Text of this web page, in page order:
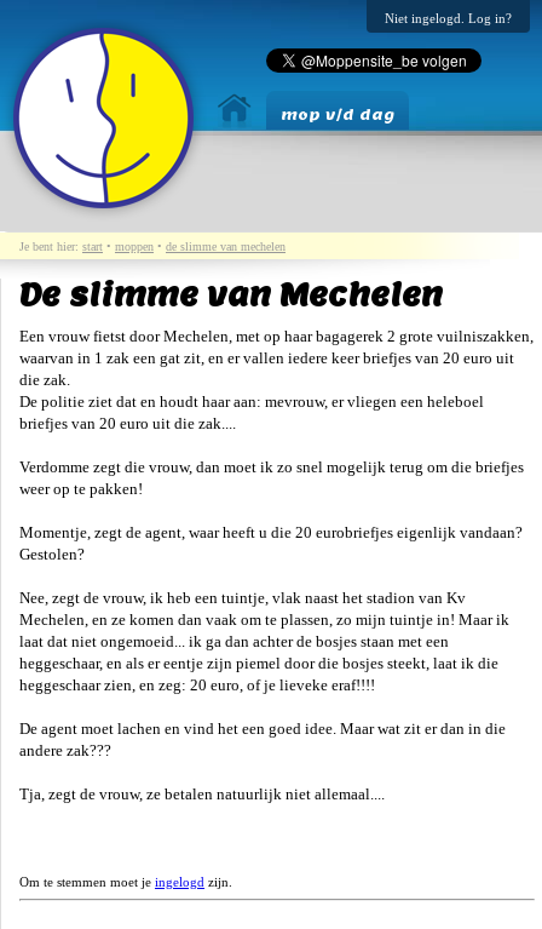
Niet ingelogd. Log in?
mop v/d dag
Je bent hier: start • moppen • de slimme van mechelen
De slimme van Mechelen
Een vrouw fietst door Mechelen, met op haar bagagerek 2 grote vuilniszakken,
waarvan in 1 zak een gat zit, en er vallen iedere keer briefjes van 20 euro uit
die zak.
De politie ziet dat en houdt haar aan: mevrouw, er vliegen een heleboel
briefjes van 20 euro uit die zak....
Verdomme zegt die vrouw, dan moet ik zo snel mogelijk terug om die briefjes
weer op te pakken!
Momentje, zegt de agent, waar heeft u die 20 eurobriefjes eigenlijk vandaan?
Gestolen?
Nee, zegt de vrouw, ik heb een tuintje, vlak naast het stadion van Kv
Mechelen, en ze komen dan vaak om te plassen, zo mijn tuintje in! Maar ik
laat dat niet ongemoeid... ik ga dan achter de bosjes staan met een
heggeschaar, en als er eentje zijn piemel door die bosjes steekt, laat ik die
heggeschaar zien, en zeg: 20 euro, of je lieveke eraf!!!!
De agent moet lachen en vind het een goed idee. Maar wat zit er dan in die
andere zak???
Tja, zegt de vrouw, ze betalen natuurlijk niet allemaal....
Om te stemmen moet je ingelogd zijn.